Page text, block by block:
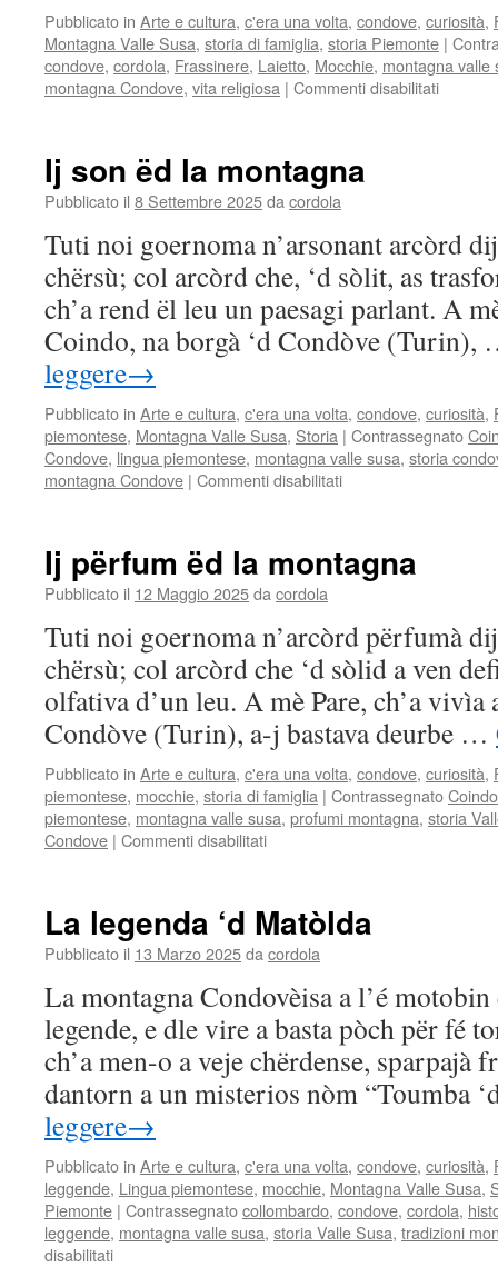
Pubblicato in Arte e cultura, c'era una volta, condove, curiosità,
Montagna Valle Susa, storia di famiglia, storia Piemonte |
condove, cordola, Frassinere, Laietto, Mocchie, montagna valle
montagna Condove, vita religiosa | Commenti disabilitatisu
Ij son ëd la montagna
Pubblicato il 8 Settembre 2025da cordola
Tuti noi goernoma n’arsonant arcòrd
chërsù; col arcòrd che, ‘d sòlit, as
ch’a rend ël leu un paesagi parlant. A
Coindo, na borgà ‘d Condòve
leggere→
Pubblicato in Arte e cultura, c'era una volta, condove, curiosità,
piemontese, Montagna Valle Susa, Storia | Contrassegnato
Condove, lingua piemontese, montagna valle susa, storia
montagna Condove | Commenti disabilitatisu
la
Ij përfum ëd la montagna
Pubblicato il 12 Maggio 2025da cordola
Tuti noi goernoma n’arcòrd përfumà
chërsù; col arcòrd che ‘d sòlid a ven
olfativa d’un leu. A mè Pare, ch’a vivìa
Condòve (Turin), a-j bastava deurbe …
Pubblicato in Arte e cultura, c'era una volta, condove, curiosità,
piemontese, mocchie, storia di famiglia | ContrassegnatoCoindo
piemontese, montagna valle susa, profumi montagna, storia
Condove | Commenti disabilitatisu
la
montagna
La legenda ‘d Matòlda
Pubblicato il 13 Marzo 2025da cordola
La montagna Condovèisa a l’é
legende, e dle vire a basta pòch për fé
ch’a men-o a veje chërdense, sparpajà
dantorn a un misterios nòm “Toumba
leggere→
Pubblicato in Arte e cultura, c'era una volta, condove, curiosità,
leggende, Lingua piemontese, mocchie, Montagna Valle Susa,
Piemonte | Contrassegnatocollombardo, condove, cordola,
leggende, montagna valle susa, storia Valle Susa, tradizioni
disabilitatisu